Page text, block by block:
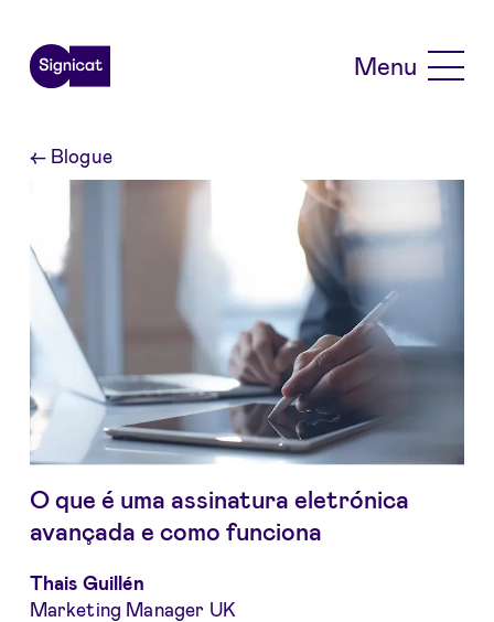
Menu
←Blogue
Thais Guillén
Marketing Manager UK
O que é uma assinatura eletrónica
avançada e como funciona